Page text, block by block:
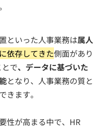
といった人事業務は属人
依存してきた側面があり
で、データに基づいた
となり、人事業務の質と
きます。
性が高まる中で、HR